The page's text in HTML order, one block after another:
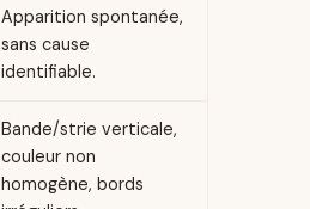
Apparition spontanée,
sans cause
identifiable.
Bande/strie verticale,
couleur non
homogène, bords